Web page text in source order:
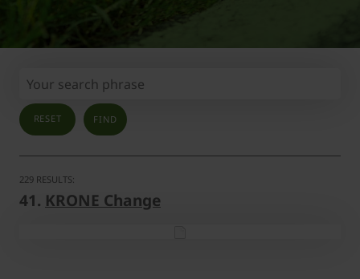
RESET
229 RESULTS:
41. KRONE Change